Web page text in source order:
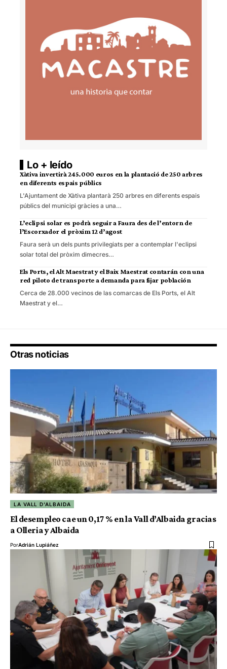
Lo + leído
Xàtiva invertirà 245.000 euros en la plantació de 250 arbres
en diferents espais públics
L'Ajuntament de Xàtiva plantarà 250 arbres en diferents espais
públics del municipi gràcies a una…
L’eclipsi solar es podrà seguir a Faura des de l’entorn de
l’Escorxador el pròxim 12 d’agost
Faura serà un dels punts privilegiats per a contemplar l'eclipsi
solar total del pròxim dimecres…
Els Ports, el Alt Maestrat y el Baix Maestrat contarán con una
red piloto de transporte a demanda para fijar población
Cerca de 28.000 vecinos de las comarcas de Els Ports, el Alt
Maestrat y el…
Otras noticias
LA VALL D'ALBAIDA
El desempleo cae un 0,17 % en la Vall d’Albaida gracias
a Olleria y Albaida
PorAdrián Lupiáñez